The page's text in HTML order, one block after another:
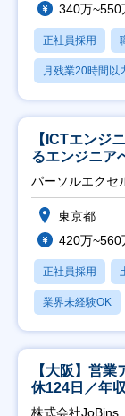
340万~550
正社員採用
月残業20時間以
【ICTエンジ
るエンジニア
パーソルエクセ
東京都
420万~560
正社員採用
業界未経験OK
【大阪】営
休124日／年
株式会社JoBins